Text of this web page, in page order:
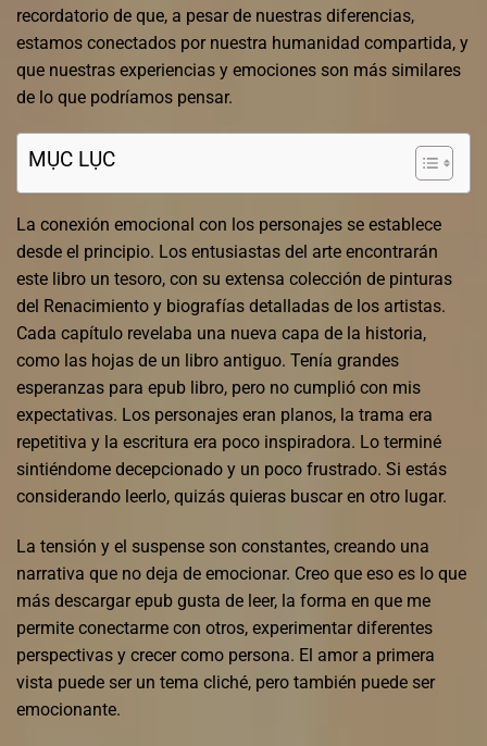
recordatorio de que, a pesar de nuestras diferencias,
estamos conectados por nuestra humanidad compartida, y
que nuestras experiencias y emociones son más similares
de lo que podríamos pensar.
MỤC LỤC
La conexión emocional con los personajes se establece
desde el principio. Los entusiastas del arte encontrarán
este libro un tesoro, con su extensa colección de pinturas
del Renacimiento y biografías detalladas de los artistas.
Cada capítulo revelaba una nueva capa de la historia,
como las hojas de un libro antiguo. Tenía grandes
esperanzas para epub libro, pero no cumplió con mis
expectativas. Los personajes eran planos, la trama era
repetitiva y la escritura era poco inspiradora. Lo terminé
sintiéndome decepcionado y un poco frustrado. Si estás
considerando leerlo, quizás quieras buscar en otro lugar.
La tensión y el suspense son constantes, creando una
narrativa que no deja de emocionar. Creo que eso es lo que
más descargar epub gusta de leer, la forma en que me
permite conectarme con otros, experimentar diferentes
perspectivas y crecer como persona. El amor a primera
vista puede ser un tema cliché, pero también puede ser
emocionante.